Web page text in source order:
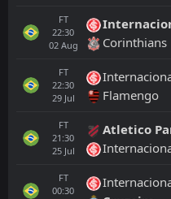
FT
22:30
02 Aug
Corinthians
FT
22:30
29 Jul
Flamengo
FT
21:30
25 Jul
Atletico
FT
00:30